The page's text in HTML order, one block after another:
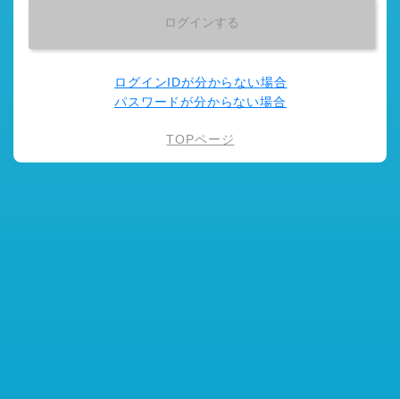
ログインIDが分からない場合
パスワードが分からない場合
TOPページ